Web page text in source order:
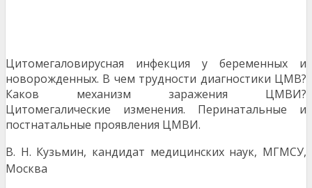
Цитомегаловирусная инфекция у беременных и
новорожденных. В чем трудности диагностики ЦМВ?
Каков механизм заражения ЦМВИ?
Цитомегалические изменения. Перинатальные и
постнатальные проявления ЦМВИ.
В. Н. Кузьмин, кандидат медицинских наук, МГМСУ,
Москва